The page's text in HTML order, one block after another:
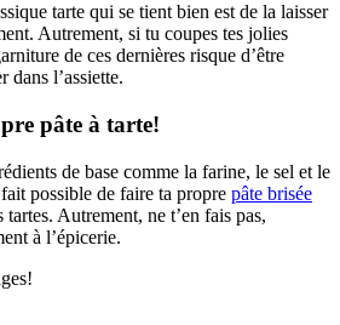
tarte qui se tient bien est de la laisser
Autrement, si tu coupes tes jolies
de ces dernières risque d’être
dans l’assiette.
pâte à tarte!
de base comme la farine, le sel et le
possible de faire ta propre pâte brisée
tartes. Autrement, ne t’en fais pas,
à l’épicerie.